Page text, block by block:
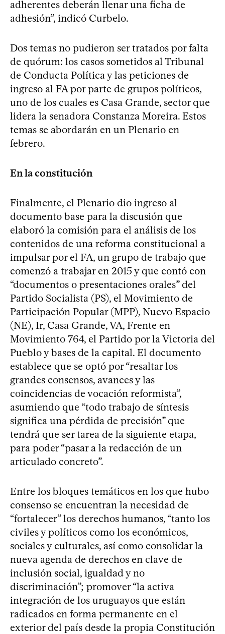
adherentes deberán llenar una ficha de
adhesión”, indicó Curbelo.
Dos temas no pudieron ser tratados por falta
de quórum: los casos sometidos al Tribunal
de Conducta Política y las peticiones de
ingreso al FA por parte de grupos políticos,
uno de los cuales es Casa Grande, sector que
lidera la senadora Constanza Moreira. Estos
temas se abordarán en un Plenario en
febrero.
En la constitución
Finalmente, el Plenario dio ingreso al
documento base para la discusión que
elaboró la comisión para el análisis de los
contenidos de una reforma constitucional a
impulsar por el FA, un grupo de trabajo que
comenzó a trabajar en 2015 y que contó con
“documentos o presentaciones orales” del
Partido Socialista (PS), el Movimiento de
Participación Popular (MPP), Nuevo Espacio
(NE), Ir, Casa Grande, VA, Frente en
Movimiento 764, el Partido por la Victoria del
Pueblo y bases de la capital. El documento
establece que se optó por “resaltar los
grandes consensos, avances y las
coincidencias de vocación reformista”,
asumiendo que “todo trabajo de síntesis
significa una pérdida de precisión” que
tendrá que ser tarea de la siguiente etapa,
para poder “pasar a la redacción de un
articulado concreto”.
Entre los bloques temáticos en los que hubo
consenso se encuentran la necesidad de
“fortalecer” los derechos humanos, “tanto los
civiles y políticos como los económicos,
sociales y culturales, así como consolidar la
nueva agenda de derechos en clave de
inclusión social, igualdad y no
discriminación”; promover “la activa
integración de los uruguayos que están
radicados en forma permanente en el
exterior del país desde la propia Constitución